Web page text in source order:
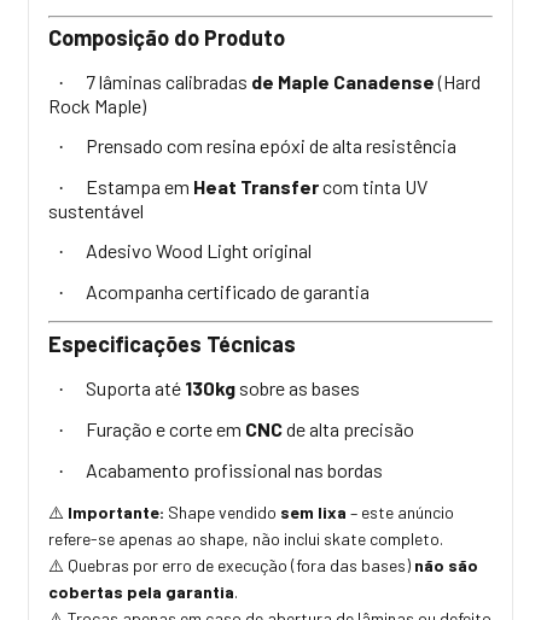
Composição do Produto
· 7 lâminas calibradas de Maple Canadense(Hard
Rock Maple)
· Prensado com resina epóxi de alta resistência
· Estampa em Heat Transfercom tinta UV
sustentável
· Adesivo Wood Light original
· Acompanha certificado de garantia
Especificações Técnicas
· Suporta até 130kg sobre as bases
· Furação e corte em CNCde alta precisão
· Acabamento profissional nas bordas
⚠️ Importante: Shape vendido sem lixa – este anúncio
refere-se apenas ao shape, não inclui skate completo.
⚠️ Quebras por erro de execução (fora das bases) não são
cobertas pela garantia.